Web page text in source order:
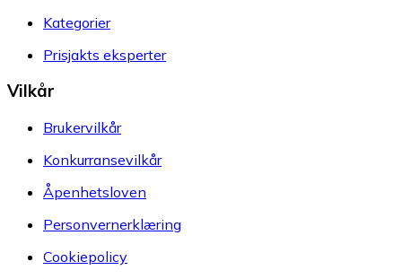
Kategorier
Prisjakts eksperter
Vilkår
Brukervilkår
Konkurransevilkår
Åpenhetsloven
Personvernerklæring
Cookiepolicy